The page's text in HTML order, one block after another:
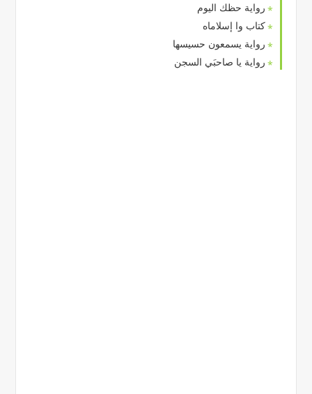
رواية حظك اليوم
كتاب وا إسلاماه
رواية يسمعون حسيسها
رواية يا صاحبَي السجن